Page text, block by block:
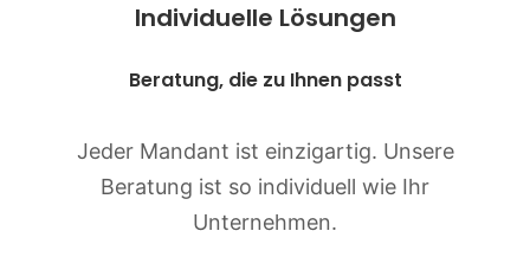
Individuelle Lösungen
Beratung, die zu Ihnen passt
Jeder Mandant ist einzigartig. Unsere
Beratung ist so individuell wie Ihr
Unternehmen.